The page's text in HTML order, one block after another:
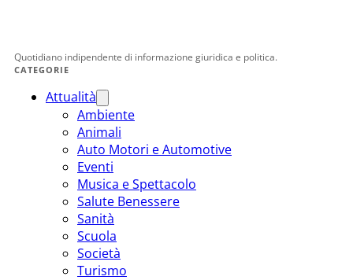
Quotidiano indipendente di informazione giuridica e politica.
CATEGORIE
Attualità
Ambiente
Animali
Auto Motori e Automotive
Eventi
Musica e Spettacolo
Salute Benessere
Sanità
Scuola
Società
Turismo